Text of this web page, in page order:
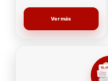
Ver más